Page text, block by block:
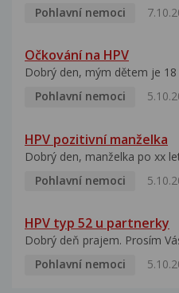
Pohlavní nemoci
Očkování na HPV
Dobrý den, mým dětem je 18
Pohlavní nemoci
HPV pozitivní manželka
Dobrý den, manželka po xx
Pohlavní nemoci
HPV typ 52 u partnerky
Dobrý deň prajem. Prosím
Pohlavní nemoci